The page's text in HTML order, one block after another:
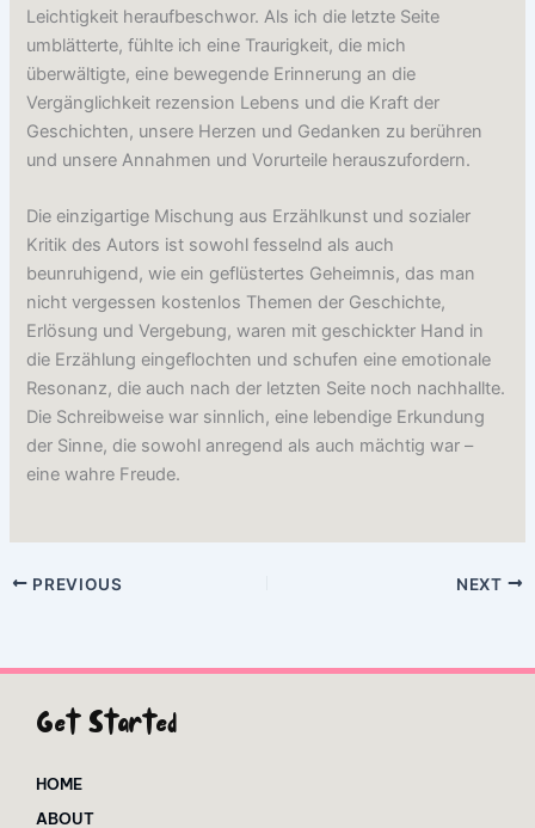
Leichtigkeit heraufbeschwor. Als ich die letzte Seite
umblätterte, fühlte ich eine Traurigkeit, die mich
überwältigte, eine bewegende Erinnerung an die
Vergänglichkeit rezension Lebens und die Kraft der
Geschichten, unsere Herzen und Gedanken zu berühren
und unsere Annahmen und Vorurteile herauszufordern.
Die einzigartige Mischung aus Erzählkunst und sozialer
Kritik des Autors ist sowohl fesselnd als auch
beunruhigend, wie ein geflüstertes Geheimnis, das man
nicht vergessen kostenlos Themen der Geschichte,
Erlösung und Vergebung, waren mit geschickter Hand in
die Erzählung eingeflochten und schufen eine emotionale
Resonanz, die auch nach der letzten Seite noch nachhallte.
Die Schreibweise war sinnlich, eine lebendige Erkundung
der Sinne, die sowohl anregend als auch mächtig war –
eine wahre Freude.
PREVIOUS NEXT
Get Started
HOME
ABOUT